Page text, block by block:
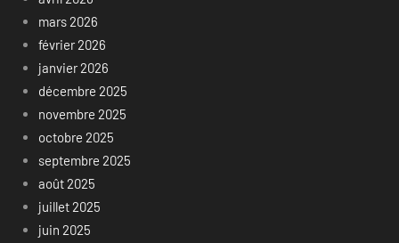
mars 2026
février 2026
janvier 2026
décembre 2025
novembre 2025
octobre 2025
septembre 2025
août 2025
juillet 2025
juin 2025